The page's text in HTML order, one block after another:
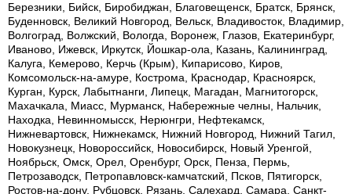
Березники, Бийск, Биробиджан, Благовещенск, Братск, Брянск,
Буденновск, Великий Новгород, Вельск, Владивосток, Владимир,
Волгоград, Волжский, Вологда, Воронеж, Глазов, Екатеринбург,
Иваново, Ижевск, Иркутск, Йошкар-ола, Казань, Калининград,
Калуга, Кемерово, Керчь (Крым), Кипарисово, Киров,
Комсомольск-на-амуре, Кострома, Краснодар, Красноярск,
Курган, Курск, Лабытнанги, Липецк, Магадан, Магнитогорск,
Махачкала, Миасс, Мурманск, Набережные челны, Нальчик,
Находка, Невинномысск, Нерюнгри, Нефтекамск,
Нижневартовск, Нижнекамск, Нижний Новгород, Нижний Тагил,
Новокузнецк, Новороссийск, Новосибирск, Новый Уренгой,
Ноябрьск, Омск, Орел, Оренбург, Орск, Пенза, Пермь,
Петрозаводск, Петропавловск-камчатский, Псков, Пятигорск,
Ростов-на-дону, Рубцовск, Рязань, Салехард, Самара, Санкт-